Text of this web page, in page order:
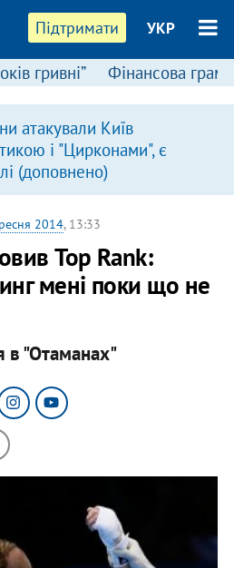
Підтримати УКР
гривні” Фінансова
атакували Київ
і "Цирконами", є
(доповнено)
2014, 13:33
Top Rank:
мені поки що не
в "Отаманах"